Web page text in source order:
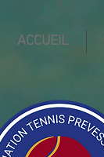
ACCUEIL